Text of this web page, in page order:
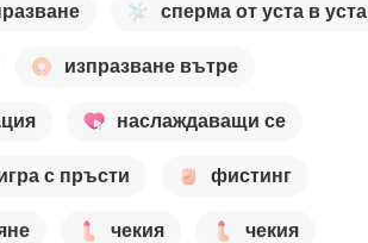
сперма от уста в уста
изпразване вътре
наслаждаващи се
с пръсти фистинг
чекия чекия